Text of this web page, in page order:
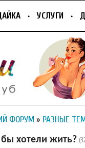
УСЛУГИ
ФОРУМ » РАЗНЫЕ
хотели жить?